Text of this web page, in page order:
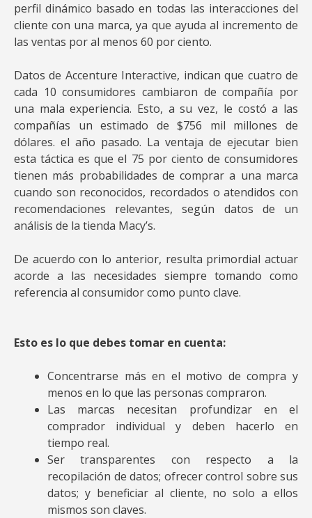
perfil dinámico basado en todas las interacciones del
cliente con una marca, ya que ayuda al incremento de
las ventas por al menos 60 por ciento.
Datos de Accenture Interactive, indican que cuatro de
cada 10 consumidores cambiaron de compañía por
una mala experiencia. Esto, a su vez, le costó a las
compañías un estimado de $756 mil millones de
dólares. el año pasado. La ventaja de ejecutar bien
esta táctica es que el 75 por ciento de consumidores
tienen más probabilidades de comprar a una marca
cuando son reconocidos, recordados o atendidos con
recomendaciones relevantes, según datos de un
análisis de la tienda Macy’s.
De acuerdo con lo anterior, resulta primordial actuar
acorde a las necesidades siempre tomando como
referencia al consumidor como punto clave.
Esto es lo que debes tomar en cuenta:
Concentrarse más en el motivo de compra y
menos en lo que las personas compraron.
Las marcas necesitan profundizar en el
comprador individual y deben hacerlo en
tiempo real.
Ser transparentes con respecto a la
recopilación de datos; ofrecer control sobre sus
datos; y beneficiar al cliente, no solo a ellos
mismos son claves.